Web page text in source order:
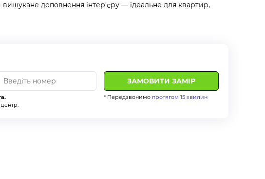
доповнення інтер’єру — ідеальне для квартир,
* Передзвонимо протягом 15 хвилин